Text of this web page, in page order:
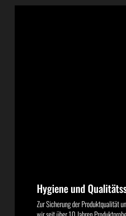
Hygiene und
Zur Sicherung der Produktqualität